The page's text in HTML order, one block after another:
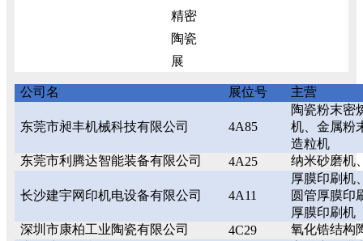
公司名 展位号 主营
东莞市昶丰机械科技有限公司 4A85
陶瓷粉末密
机、金属粉
造粒机
东莞市利腾达智能装备有限公司
4A25 纳米砂磨机
长沙建宇网印机电设备有限公司 4A11
厚膜印刷机
圆管厚膜印
厚膜印刷机
深圳市康柏工业陶瓷有限公司
4C29
氧化锆结构